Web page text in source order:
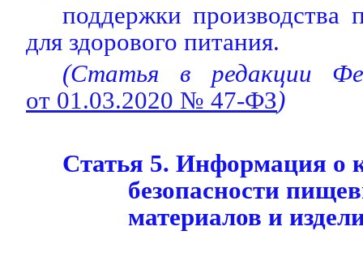
поддержки производства
для здорового питания.
(Статья в редакции
от 01.03.2020 № 47-ФЗ)
Статья 5. Информация о
безопасности
материалов и